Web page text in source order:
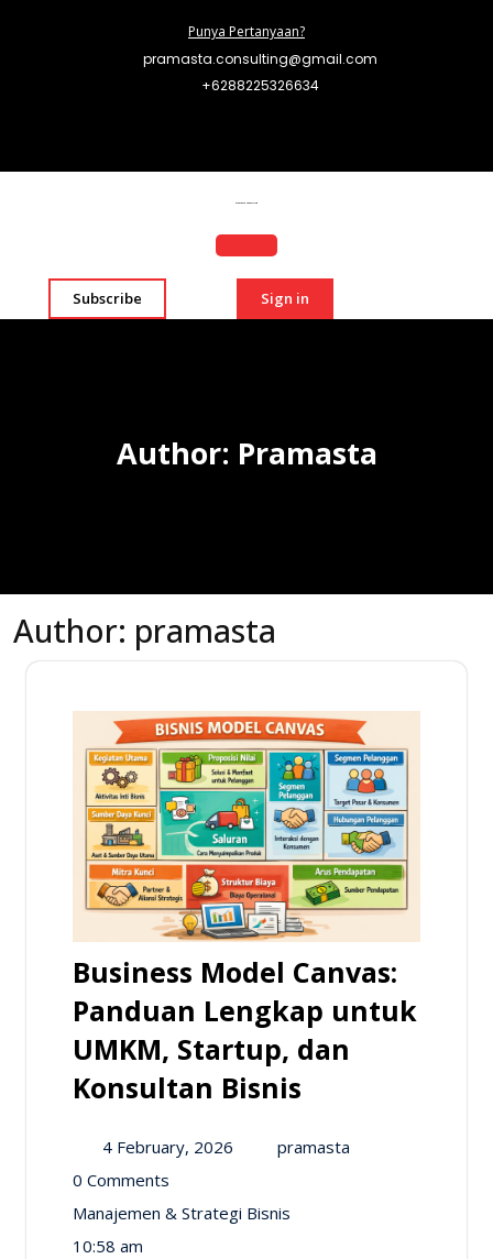
Punya Pertanyaan?
pramasta.consulting@gmail.com
+6288225326634
Pramasta Consulting
Subscribe Sign in
Author: Pramasta
Author: pramasta
Business Model Canvas:
Panduan Lengkap untuk
UMKM, Startup, dan
Konsultan Bisnis
4 February, 2026
pramasta
0 Comments
Manajemen & Strategi Bisnis
10:58 am